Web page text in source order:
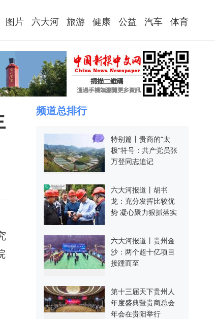
图片 六大河 旅游 健康 公益 汽车 体育
频道总排行
特别篇丨贵商的“太
极”符号：共产党员张
万登同志追记
六大河报道丨胡书
龙：充分发挥比较优
势 凝心聚力狠抓落实
六大河报道丨贵州金
沙：两个超十亿项目
接踵而至
第十三届天下贵州人
年度盛典暨贵商总会
年会在贵阳举行